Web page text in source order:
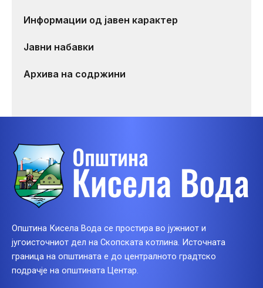
Информации од јавен карактер
Јавни набавки
Архива на содржини
Општина Кисела Вода се простира во јужниот и
југоисточниот дел на Скопската котлина. Источната
граница на општината е до централното градтско
подрачје на општината Центар.